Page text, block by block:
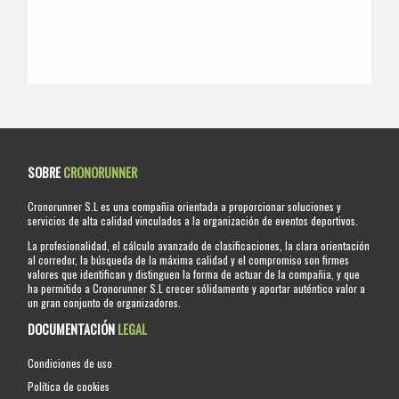
SOBRECRONORUNNER
Cronorunner S.L es una compañia orientada a proporcionar soluciones y
servicios de alta calidad vinculados a la organización de eventos deportivos.
La profesionalidad, el cálculo avanzado de clasificaciones, la clara orientación
al corredor, la búsqueda de la máxima calidad y el compromiso son firmes
valores que identifican y distinguen la forma de actuar de la compañia, y que
ha permitido a Cronorunner S.L crecer sólidamente y aportar auténtico valor a
un gran conjunto de organizadores.
DOCUMENTACIÓNLEGAL
Condiciones de uso
Política de cookies